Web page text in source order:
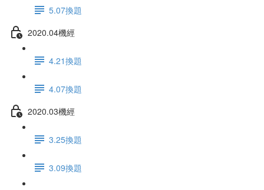
5.07換題
2020.04機經
4.21換題
4.07換題
2020.03機經
3.25換題
3.09換題